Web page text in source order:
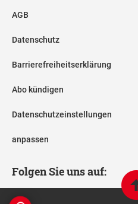
AGB
Datenschutz
Barrierefreiheitserklärung
Abo kündigen
Datenschutzeinstellungen
anpassen
Folgen Sie uns auf: